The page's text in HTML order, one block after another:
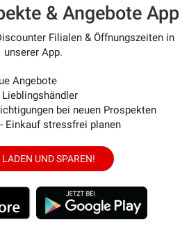
& Angebote App
Filialen & Öffnungszeiten in
unserer App.
Angebote
bei neuen Prospekten
Einkauf stressfrei planen
UND SPAREN!